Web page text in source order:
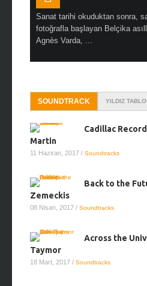
Sanat tarihi okuduktan sonra,
fotoğrafla başlayan Belçika
Agnès Varda, ...
SOUNDTRACK YILDIZ
Cadillac
Martin
11 Haziran, 2017 / Soundtracks
Back to the
Zemeckis
08 Nisan, 2017 / Soundtracks
Across the
Taymor
18 Mart, 2017 / Soundtracks